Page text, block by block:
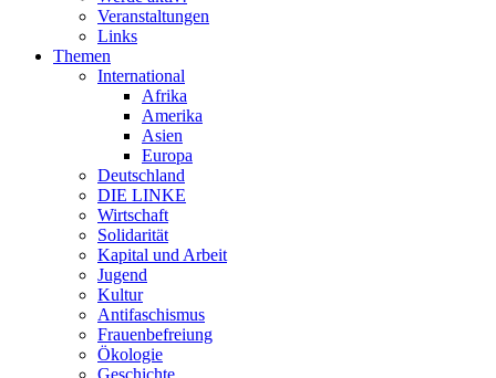
Veranstaltungen
Links
Themen
International
Afrika
Amerika
Asien
Europa
Deutschland
DIE LINKE
Wirtschaft
Solidarität
Kapital und Arbeit
Jugend
Kultur
Antifaschismus
Frauenbefreiung
Ökologie
Geschichte